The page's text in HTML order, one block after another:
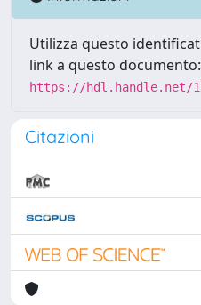
Utilizza questo
link a questo documento:
https://hdl.handle.net/
Citazioni